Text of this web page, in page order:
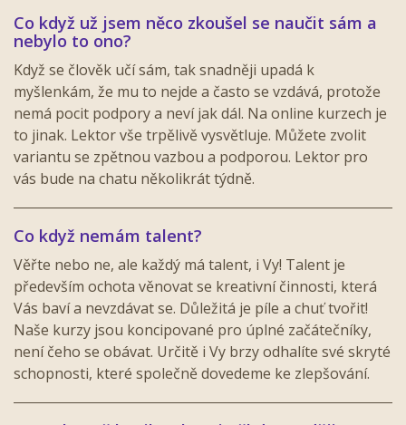
Co když už jsem něco zkoušel se naučit sám a
nebylo to ono?
Když se člověk učí sám, tak snadněji upadá k
myšlenkám, že mu to nejde a často se vzdává, protože
nemá pocit podpory a neví jak dál. Na online kurzech je
to jinak. Lektor vše trpělivě vysvětluje. Můžete zvolit
variantu se zpětnou vazbou a podporou. Lektor pro
vás bude na chatu několikrát týdně.
Co když nemám talent?
Věřte nebo ne, ale každý má talent, i Vy! Talent je
především ochota věnovat se kreativní činnosti, která
Vás baví a nevzdávat se. Důležitá je píle a chuť tvořit!
Naše kurzy jsou koncipované pro úplné začátečníky,
není čeho se obávat. Určitě i Vy brzy odhalíte své skryté
schopnosti, které společně dovedeme ke zlepšování.